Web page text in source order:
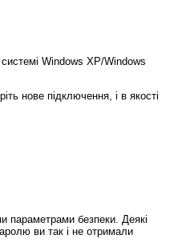
Windows XP/Windows
нове підключення, і в якості
параметрами безпеки. Деякі
ви так і не отримали